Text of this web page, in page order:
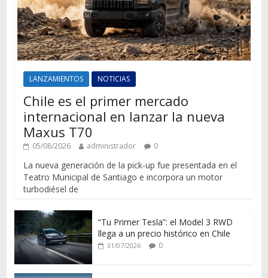
LANZAMIENTOS NOTICIAS
Chile es el primer mercado
internacional en lanzar la nueva
Maxus T70
05/08/2026 administrador 0
La nueva generación de la pick-up fue presentada en el
Teatro Municipal de Santiago e incorpora un motor
turbodiésel de
“Tu Primer Tesla”: el Model 3 RWD
llega a un precio histórico en Chile
31/07/2026 0